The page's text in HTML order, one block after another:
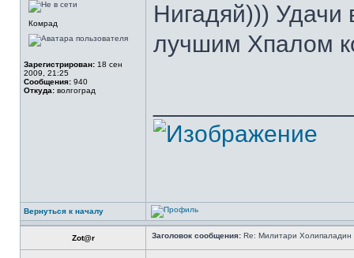
Комрад
Зарегистрирован: 18 сен
2009, 21:25
Сообщения: 940
Откуда: волгоград
Нигадяй))) Удачи
лучшим Хпалом
Вернуться к началу
Zot@r Заголовок сообщения: Re: Милитари Холипаладин